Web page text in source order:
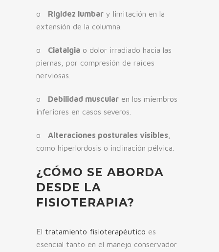
o Rigidez lumbar y limitación en la
extensión de la columna.
o Ciatalgia o dolor irradiado hacia las
piernas, por compresión de raíces
nerviosas.
o Debilidad muscular en los miembros
inferiores en casos severos.
o Alteraciones posturales visibles
como hiperlordosis o inclinación pélvica.
¿CÓMO SE ABORDA
DESDE LA
FISIOTERAPIA?
El tratamiento fisioterapéutico es
esencial tanto en el manejo conservador